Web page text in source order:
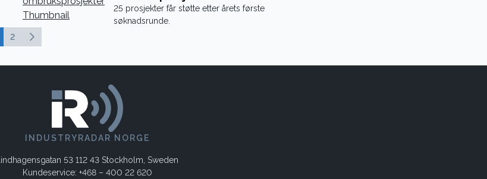
25 prosjekter får støtte etter årets første
søknadsrunde.
2
INDUSTRYRADAR NORGE
Lindhagensgatan 53 112 43 Stockholm, Sweden
Kundeservice: +468 – 400 22 620